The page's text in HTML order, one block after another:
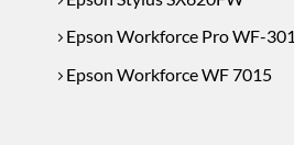
Epson Workforce Pro WF-
Epson Workforce WF 7015